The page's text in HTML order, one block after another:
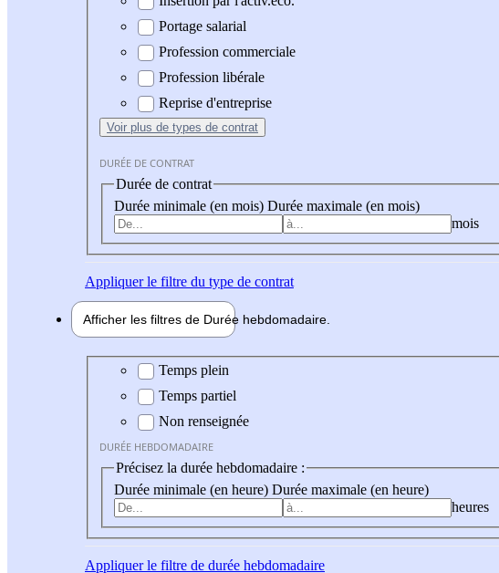
Portage salarial
Profession commerciale
Profession libérale
Reprise d'entreprise
Voir plus de types de contrat
DURÉE DE CONTRAT
Durée de contrat
Durée minimale (en mois) Durée maximale (en mois)
mois
Appliquerle filtre du type de contrat
Afficher les filtres de Durée hebdomadaire
Durée hebdomadaire
Temps plein
Temps partiel
Non renseignée
DURÉE HEBDOMADAIRE
Précisez la durée hebdomadaire :
Durée minimale (en heure) Durée maximale (en heure)
heures
Appliquerle filtre de durée hebdomadaire